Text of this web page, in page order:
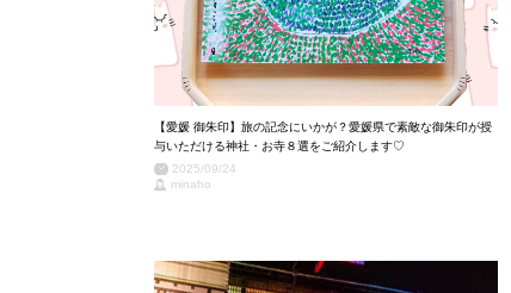
【愛媛 御朱印】旅の記念にいかが？愛媛県で素敵な御朱印が授
与いただける神社・お寺８選をご紹介します♡
2025/09/24
minaho